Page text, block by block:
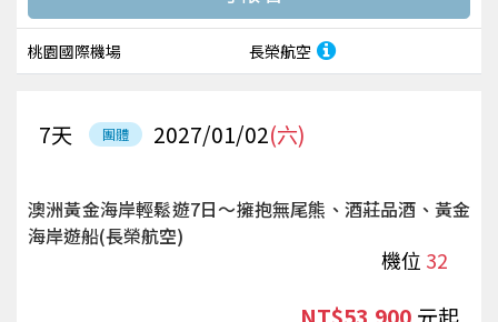
桃園國際機場 長榮航空
團體 2027/01/02(六)
7天
澳洲黃金海岸輕鬆遊7日～擁抱無尾熊、酒莊品酒、黃金
海岸遊船(長榮航空)
機位 32